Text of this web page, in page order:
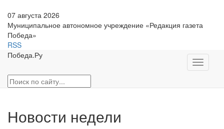
07 августа 2026
Муниципальное автономное учреждение «Редакция газета
Победа»
RSS
Победа.Ру
Toggle
Новости недели